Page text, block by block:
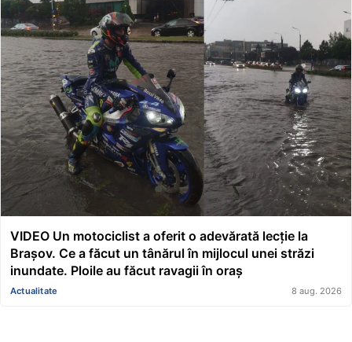
VIDEO Un motociclist a oferit o adevărată lecție la
Brașov. Ce a făcut un tânărul în mijlocul unei străzi
inundate. Ploile au făcut ravagii în oraș
Actualitate 8 aug. 2026